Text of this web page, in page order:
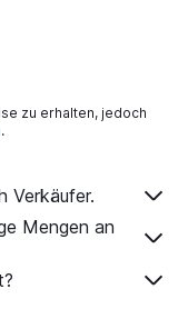
zu erhalten, jedoch
.
Verkäufer.
Mengen an